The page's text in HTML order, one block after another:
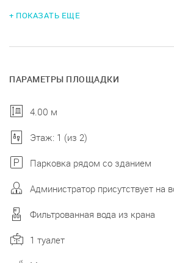
+ ПОКАЗАТЬ ЕЩЕ
ПАРАМЕТРЫ ПЛОЩАДКИ
4.00 м
Этаж: 1 (из 2)
Парковка рядом со зданием
Администратор присутствует на
Фильтрованная вода из крана
1 туалет